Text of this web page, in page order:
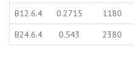
B12.6.4
0.2715 1180
B24.6.4
0.543 2380